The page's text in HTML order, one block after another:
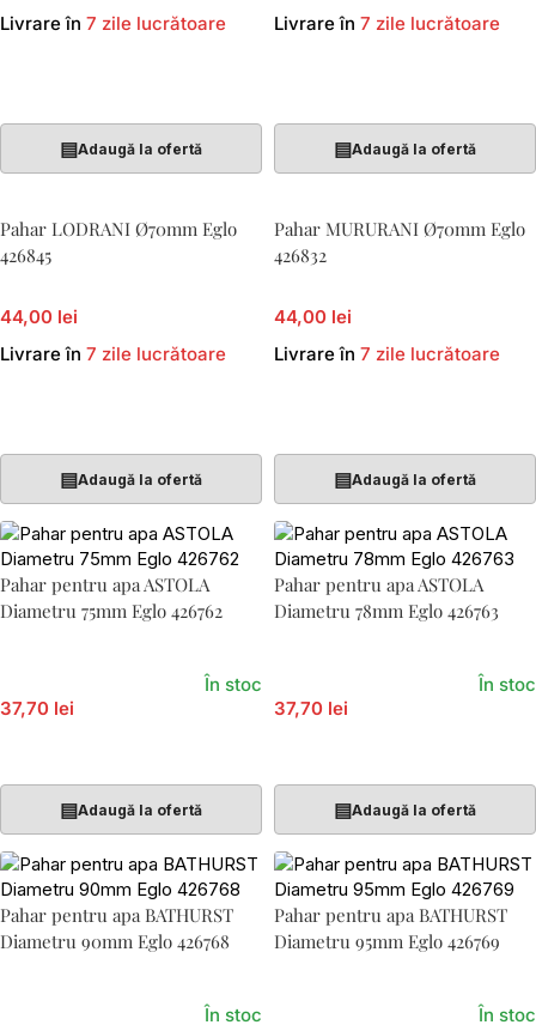
Livrare în 7 zile lucrătoare
▤Adaugă la ofertă
Livrare în 7 zile lucrătoare
▤Adaugă la ofertă
Pahar LODRANI Ø70mm Eglo
426845
44,00 lei
Livrare în 7 zile lucrătoare
▤Adaugă la ofertă
Pahar MURURANI Ø70mm Eglo
426832
44,00 lei
Livrare în 7 zile lucrătoare
▤Adaugă la ofertă
Pahar pentru apa ASTOLA
Diametru 75mm Eglo 426762
37,70 lei
În stoc
▤Adaugă la ofertă
Pahar pentru apa ASTOLA
Diametru 78mm Eglo 426763
37,70 lei
În stoc
▤Adaugă la ofertă
Pahar pentru apa BATHURST
Diametru 90mm Eglo 426768
În stoc
Pahar pentru apa BATHURST
Diametru 95mm Eglo 426769
În stoc